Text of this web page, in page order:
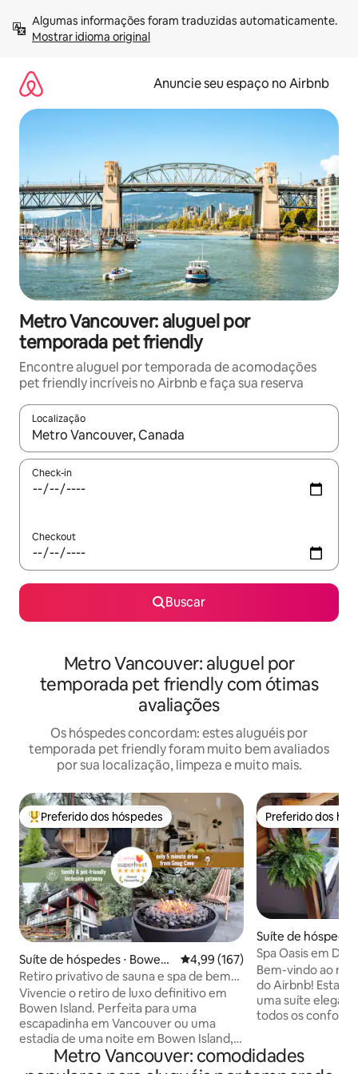
para
Mostrar idioma original
Anuncie seu espaço no Airbnb
Metro Vancouver: aluguel por
temporada pet friendly
Encontre aluguel por temporada de acomodações
pet friendly incríveis no Airbnb e faça sua reserva
Localização
Quando os resultados estiverem disponíveis, explore-os
Check-in
Checkout
Buscar
Metro Vancouver: aluguel por
temporada pet friendly com ótimas
avaliações
Os hóspedes concordam: estes aluguéis por
temporada pet friendly foram muito bem avaliados
por sua localização, limpeza e muito mais.
Entre os melhores preferidos dos hóspedes
Preferido dos hóspedes
Suíte de hóspedes ⋅ Bowen I
sland
4,99 de uma avaliação média de
4,99 (167)
Retiro privativo de sauna e spa de bem-
estar em Bowen Island
Vivencie o retiro de luxo definitivo em
Bowen Island. Perfeita para uma
escapadinha em Vancouver ou uma
estadia de uma noite em Bowen Island,
nossa suíte privada de 2 quartos fica a 5
minutos de carro de Snug Cove. Os
Preferido dos
Preferido dos
Suíte de
ancouver
Spa Oasis em
Bem-vindo ao
do Airbnb! Esta
uma suíte
todos os
experimentar
horas em nosso
Metro Vancouver: comodidades